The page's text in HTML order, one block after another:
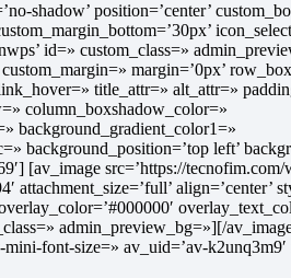
shadow’ position=’center’
id=» custom_class=»
margin=’0px’
title_attr=» alt_attr=»
column_boxshadow_color=»
background_gradient_color1=»
background_position=’top left’
[av_image src=’https://tecnofim.com/
attachment_size=’full’ align=’center’
admin_preview_bg=»][/
font-size=» av_uid=’av-k2unq3m9′